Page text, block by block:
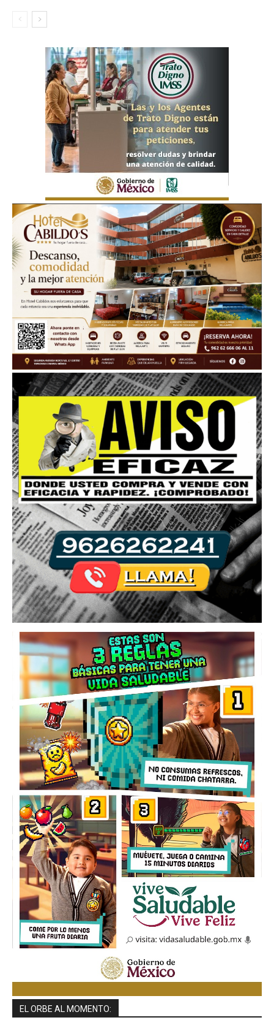
EL ORBE AL MOMENTO: